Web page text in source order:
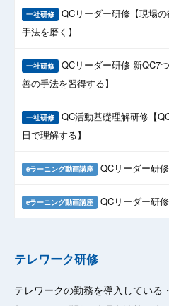
一社研修 QCリーダー研修【現場
手法を磨く】
一社研修 QCリーダー研修 新QC7
善の手法を習得する】
一社研修 QC活動基礎理解研修【
日で理解する】
eラーニング動画講座 QCリーダー研修
eラーニング動画講座 QCリーダー研
テレワーク研修
テレワークの勤務を導入している